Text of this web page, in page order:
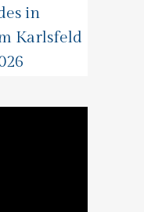
in
Karlsfeld